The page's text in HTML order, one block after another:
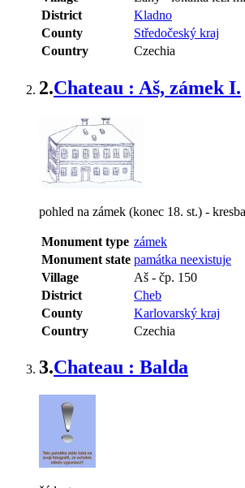
District
Kladno
County
Středočeský kraj
Country
Czechia
2.Chateau : Aš, zámek I.
pohled na zámek (konec 18. st.) -
Monument type zámek
Monument state památka neexistuje
Village
Aš - čp. 150
District
Cheb
County
Karlovarský kraj
Country
Czechia
3.Chateau : Balda